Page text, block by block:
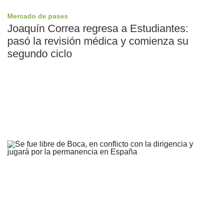
Mercado de pases
Joaquín Correa regresa a Estudiantes:
pasó la revisión médica y comienza su
segundo ciclo